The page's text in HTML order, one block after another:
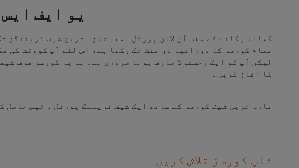
یو ایف
کھانا پکانے کے مفت آن لائن پورٹل بمعہ تازہ ترین شیف
تمام کورسز کا دورانیہ دو منٹ تک رکھا ہے، اس لئے آپ کووقت کی
لیکن آپ کو ایک رجسٹرڈ صارف ہونا ضروری ہے۔ ہم یہ کورسز صرف
کا آغاز کریں۔
تازہ ترین شیف کورسز کے ساتھ ایک شیف ٹریننگ پورٹل ۔ ٹپس حاصل
ٹاپ کورسز تلاش کریں